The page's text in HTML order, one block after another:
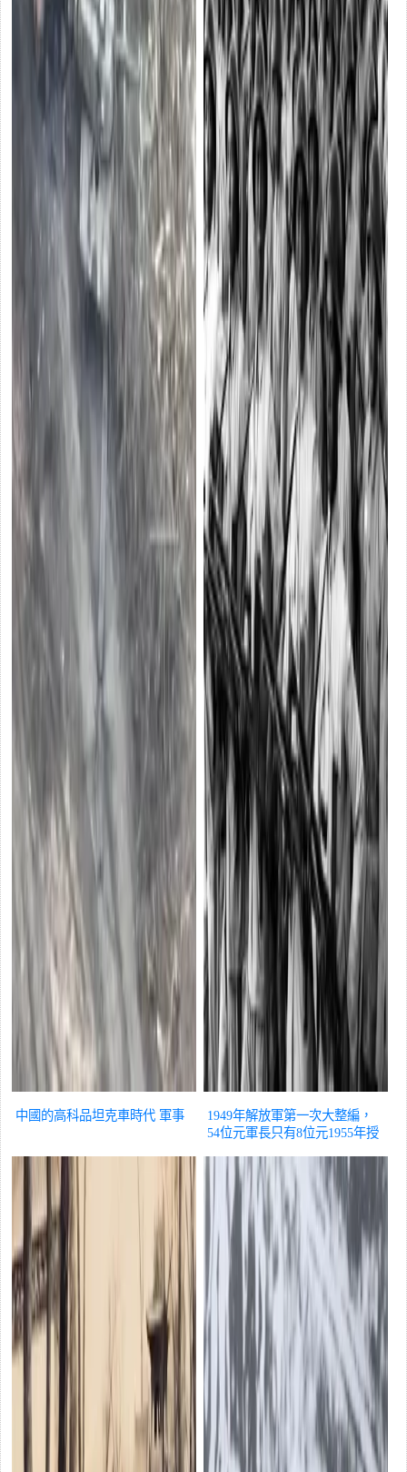
中國的高科品坦克車時代 軍事
1949年解放軍第一次大整編，
54位元軍長只有8位元1955年授